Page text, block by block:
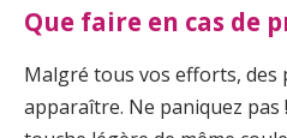
Que faire en cas de
Malgré tous vos efforts, des
apparaître. Ne paniquez